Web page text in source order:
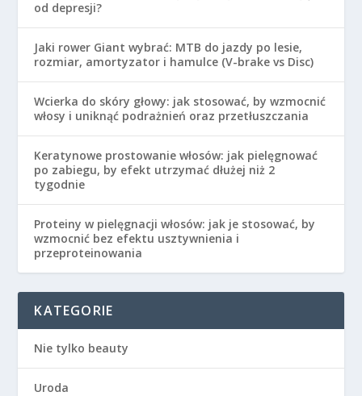
od depresji?
Jaki rower Giant wybrać: MTB do jazdy po lesie,
rozmiar, amortyzator i hamulce (V-brake vs Disc)
Wcierka do skóry głowy: jak stosować, by wzmocnić
włosy i uniknąć podrażnień oraz przetłuszczania
Keratynowe prostowanie włosów: jak pielęgnować
po zabiegu, by efekt utrzymać dłużej niż 2
tygodnie
Proteiny w pielęgnacji włosów: jak je stosować, by
wzmocnić bez efektu usztywnienia i
przeproteinowania
KATEGORIE
Nie tylko beauty
Uroda